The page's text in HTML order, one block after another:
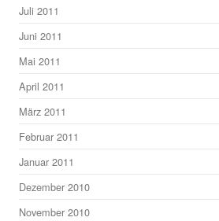
Juli 2011
Juni 2011
Mai 2011
April 2011
März 2011
Februar 2011
Januar 2011
Dezember 2010
November 2010